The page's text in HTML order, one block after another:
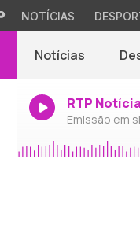
NOTÍCIAS
Notícias
RTP
Emissão em